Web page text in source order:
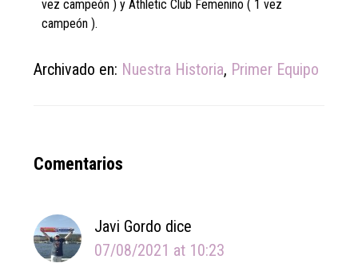
vez campeón ) y Athletic Club Femenino ( 1 vez
campeón ).
Archivado en: Nuestra Historia, Primer Equipo
Reader
Comentarios
Javi Gordo dice
07/08/2021 at 10:23